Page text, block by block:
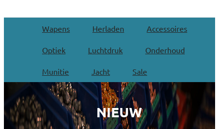
Wapens Herladen Accessoires
Optiek Luchtdruk Onderhoud
Munitie Jacht Sale
NIEUW